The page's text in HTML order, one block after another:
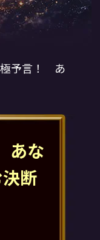
予言！ あ
あな
断